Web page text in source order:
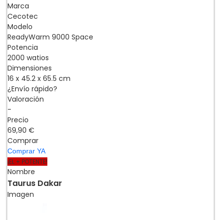
Marca
Cecotec
Modelo
ReadyWarm 9000 Space
Potencia
2000 watios
Dimensiones
16 x 45.2 x 65.5 cm
¿Envío rápido?
Valoración
-
Precio
69,90 €
Comprar
Comprar YA
¡EL + POTENTE!
Nombre
Taurus Dakar
Imagen